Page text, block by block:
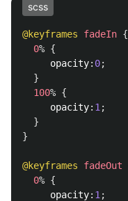
scss
@keyframes fadeIn {
0% {
opacity: 0;
}
100% {
opacity: 1 ;
}
}
@keyframes fadeOut
0% {
opacity: 1 ;